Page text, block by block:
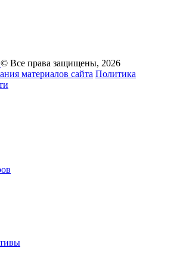
© Все права защищены, 2026
материалов сайта Политика